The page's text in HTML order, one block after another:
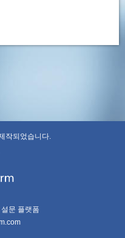
작되었습니다.
문 플랫폼